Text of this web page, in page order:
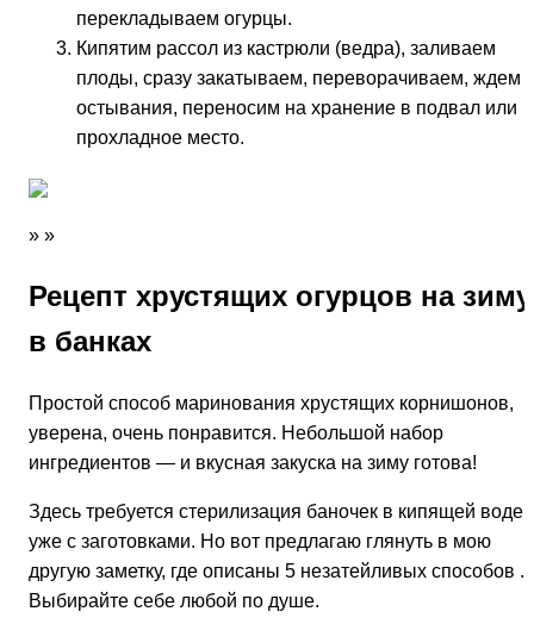
перекладываем огурцы.
Кипятим рассол из кастрюли (ведра), заливаем
плоды, сразу закатываем, переворачиваем, ждем
остывания, переносим на хранение в подвал или
прохладное место.
» »
Рецепт хрустящих огурцов на зиму
в банках
Простой способ маринования хрустящих корнишонов,
уверена, очень понравится. Небольшой набор
ингредиентов — и вкусная закуска на зиму готова!
Здесь требуется стерилизация баночек в кипящей воде
уже с заготовками. Но вот предлагаю глянуть в мою
другую заметку, где описаны 5 незатейливых способов .
Выбирайте себе любой по душе.